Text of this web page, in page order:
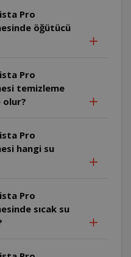
Pro
öğütücü
Pro
olur?
Pro
su
Pro
sıcak su